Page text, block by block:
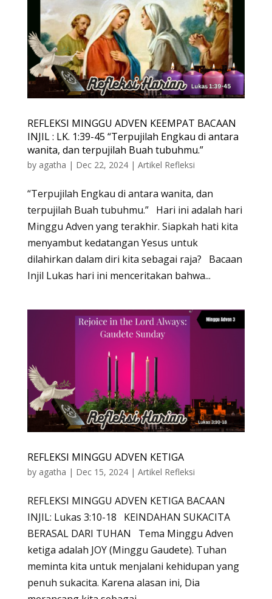
REFLEKSI MINGGU ADVEN KEEMPAT BACAAN
INJIL : LK. 1:39-45 “Terpujilah Engkau di antara
wanita, dan terpujilah Buah tubuhmu.”
by agatha | Dec 22, 2024| Artikel Refleksi
“Terpujilah Engkau di antara wanita, dan
terpujilah Buah tubuhmu.” Hari ini adalah hari
Minggu Adven yang terakhir. Siapkah hati kita
menyambut kedatangan Yesus untuk
dilahirkan dalam diri kita sebagai raja? Bacaan
Injil Lukas hari ini menceritakan bahwa...
REFLEKSI MINGGU ADVEN KETIGA
by agatha | Dec 15, 2024| Artikel Refleksi
REFLEKSI MINGGU ADVEN KETIGA BACAAN
INJIL: Lukas 3:10-18 KEINDAHAN SUKACITA
BERASAL DARI TUHAN Tema Minggu Adven
ketiga adalah JOY (Minggu Gaudete). Tuhan
meminta kita untuk menjalani kehidupan yang
penuh sukacita. Karena alasan ini, Dia